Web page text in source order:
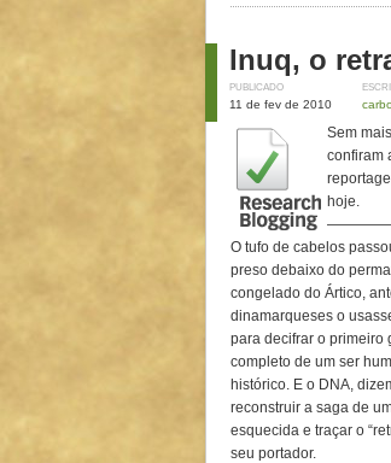
Inuq, o
PUBLICADO
11 de fev de 2010
Sem
confiram
hoje.
O tufo de cabelos
preso debaixo do
congelado do Ártico,
dinamarqueses o
para decifrar o primeiro
completo de um ser
histórico. E o DNA,
reconstruir a saga de
esquecida e traçar o
seu portador.